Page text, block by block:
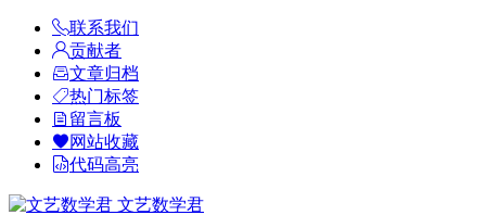
联系我们
贡献者
文章归档
热门标签
留言板
网站收藏
代码高亮
文艺数学君